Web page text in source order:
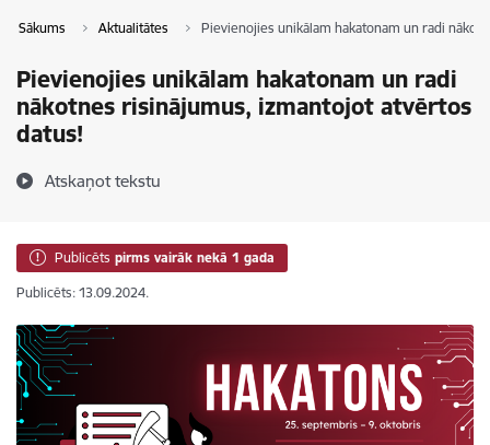
Sākums Aktualitātes Pievienojies unikālam hakatonam un radi
Pievienojies unikālam hakatonam un radi
nākotnes risinājumus, izmantojot atvērtos
datus!
Atskaņot tekstu
Publicēts pirms vairāk nekā 1 gada
Publicēts: 13.09.2024.